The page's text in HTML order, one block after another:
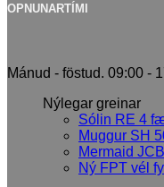
OPNUNARTÍMI
Mánud - föstud. 09:00 -
Nýlegar greinar
Sólin RE 4
Muggur SH
Mermaid
Ný FPT vél